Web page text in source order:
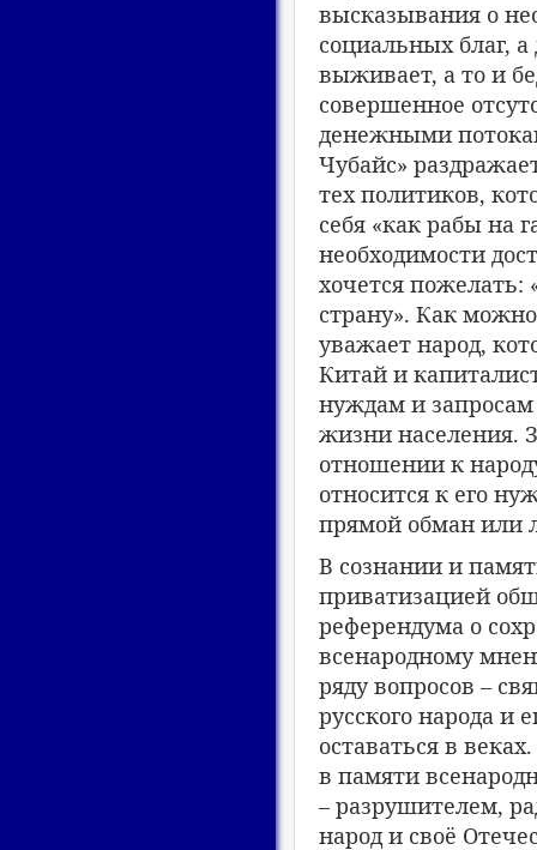
высказывания о
социальных благ,
выживает, а то и
совершенное
денежными
Чубайс»
тех политиков,
себя «как рабы на
необходимости
хочется пожелать:
страну». Как
уважает народ,
Китай и
нуждам и
жизни населения.
отношении к
относится к его
прямой обман или
В сознании и
приватизацией
референдума о
всенародному
ряду вопросов –
русского народа и
оставаться в
в памяти
– разрушителем,
народ и своё